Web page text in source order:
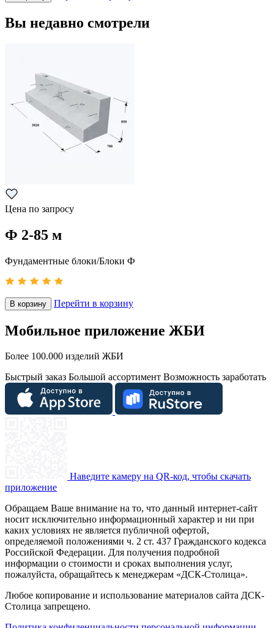
Вы недавно смотрели
Цена по запросу
Ф 2-85 м
Фундаментные блоки/Блоки Ф
В корзину Перейти в корзину
Мобильное приложение ЖБИ
Более 100.000 изделий ЖБИ
Быстрый заказ Большой ассортимент Возможность заработать
Наведите камеру на QR-код, чтобы скачать
приложение
Обращаем Ваше внимание на то, что данный интернет-сайт
носит исключительно информационный характер и ни при
каких условиях не является публичной офертой,
определяемой положениями ч. 2 ст. 437 Гражданского кодекса
Российской Федерации. Для получения подробной
информации о стоимости и сроках выполнения услуг,
пожалуйста, обращайтесь к менеджерам «ДСК-Столица».
Любое копирование и использование материалов сайта ДСК-
Столица запрещено.